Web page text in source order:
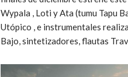
Wypala , Loti y Ata (tumu Tapu
Utópico , e instrumentales
Bajo, sintetizadores, flautas